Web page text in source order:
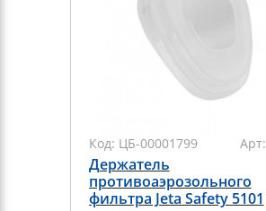
Код: ЦБ-00001799 Арт:
Держатель
противоаэрозольного
фильтра Jeta Safety 5101